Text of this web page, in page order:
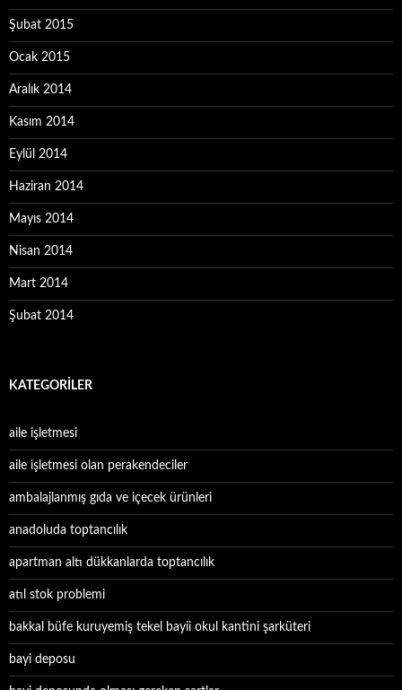
Şubat 2015
Ocak 2015
Aralık 2014
Kasım 2014
Eylül 2014
Haziran 2014
Mayıs 2014
Nisan 2014
Mart 2014
Şubat 2014
KATEGORILER
aile işletmesi
aile işletmesi olan perakendeciler
ambalajlanmış gıda ve içecek ürünleri
anadoluda toptancılık
apartman altı dükkanlarda toptancılık
atıl stok problemi
bakkal büfe kuruyemiş tekel bayii okul kantini şarküteri
bayi deposu